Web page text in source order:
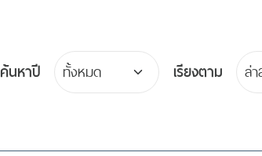
ค้นหาปี เรียงตาม